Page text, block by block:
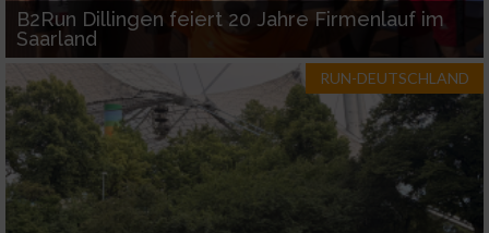
B2Run Dillingen feiert 20 Jahre Firmenlauf im
Saarland
RUN-DEUTSCHLAND